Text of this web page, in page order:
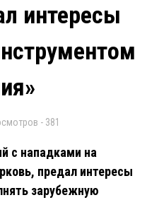
интересы
- 381
с нападками на
предал интересы
зарубежную